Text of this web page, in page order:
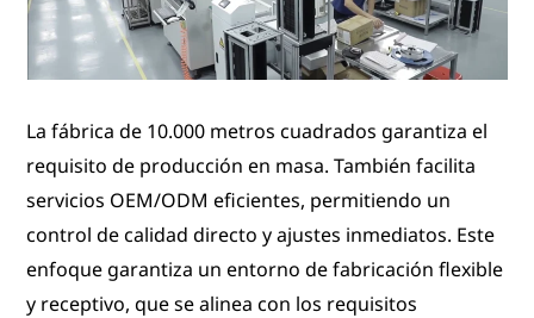
La fábrica de 10.000 metros cuadrados garantiza el
requisito de producción en masa. También facilita
servicios OEM/ODM eficientes, permitiendo un
control de calidad directo y ajustes inmediatos. Este
enfoque garantiza un entorno de fabricación flexible
y receptivo, que se alinea con los requisitos